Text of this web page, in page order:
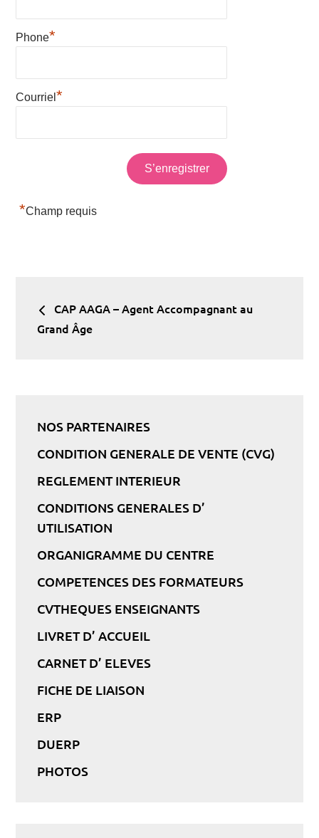
Phone*
Courriel*
*Champ requis
Navigation
CAP AAGA – Agent Accompagnant au
Grand Âge
NOS PARTENAIRES
CONDITION GENERALE DE VENTE (CVG)
REGLEMENT INTERIEUR
CONDITIONS GENERALES D’
UTILISATION
ORGANIGRAMME DU CENTRE
COMPETENCES DES FORMATEURS
CVTHEQUES ENSEIGNANTS
LIVRET D’ ACCUEIL
CARNET D’ ELEVES
FICHE DE LIAISON
ERP
DUERP
PHOTOS